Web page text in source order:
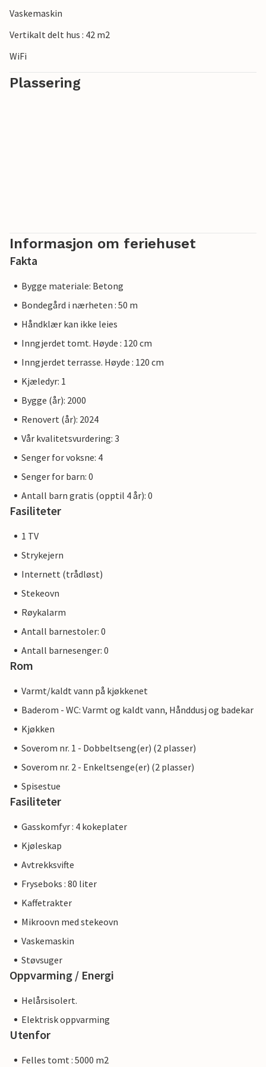
Vaskemaskin
Vertikalt delt hus : 42 m2
WiFi
Plassering
Informasjon om feriehuset
Fakta
Bygge materiale: Betong
Bondegård i nærheten : 50 m
Håndklær kan ikke leies
Inngjerdet tomt. Høyde : 120 cm
Inngjerdet terrasse. Høyde : 120 cm
Kjæledyr: 1
Bygge (år): 2000
Renovert (år): 2024
Vår kvalitetsvurdering: 3
Senger for voksne: 4
Senger for barn: 0
Antall barn gratis (opptil 4 år): 0
Fasiliteter
1 TV
Strykejern
Internett (trådløst)
Stekeovn
Røykalarm
Antall barnestoler: 0
Antall barnesenger: 0
Rom
Varmt/kaldt vann på kjøkkenet
Baderom - WC: Varmt og kaldt vann, Hånddusj og badekar
Kjøkken
Soverom nr. 1 - Dobbeltseng(er) (2 plasser)
Soverom nr. 2 - Enkeltsenge(er) (2 plasser)
Spisestue
Fasiliteter
Gasskomfyr : 4 kokeplater
Kjøleskap
Avtrekksvifte
Fryseboks : 80 liter
Kaffetrakter
Mikroovn med stekeovn
Vaskemaskin
Støvsuger
Oppvarming / Energi
Helårsisolert.
Elektrisk oppvarming
Utenfor
Felles tomt : 5000 m2